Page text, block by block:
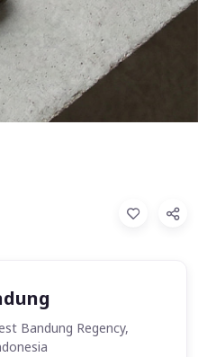
Bandung Regency,